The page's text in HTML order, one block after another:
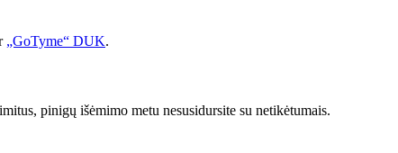
„GoTyme“ DUK.
pinigų išėmimo metu nesusidursite su netikėtumais.